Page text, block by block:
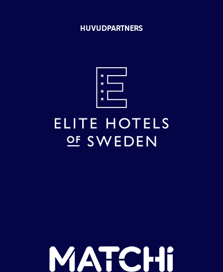
HUVUDPARTNERS